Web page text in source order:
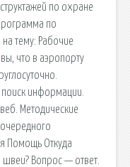
по охране
по
тему: Рабочие
что в аэропорту
поиск информации.
Методические
Помощь Откуда
Вопрос — ответ.